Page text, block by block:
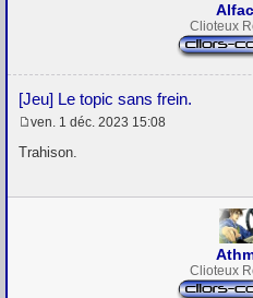
Clioteux
[Jeu] Le topic sans frein.
e
a
ven. 1 déc. 2023 15:08
Trahison.
Clioteux